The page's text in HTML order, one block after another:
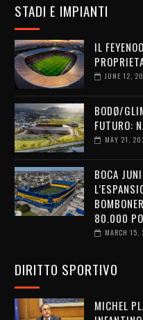
STADI E IMPIANTI
IL
JUNE 12,
BODØ/
FUTURO:
MAY 21,
BOCA
80.000
MARCH
DIRITTO SPORTIVO
MICHEL